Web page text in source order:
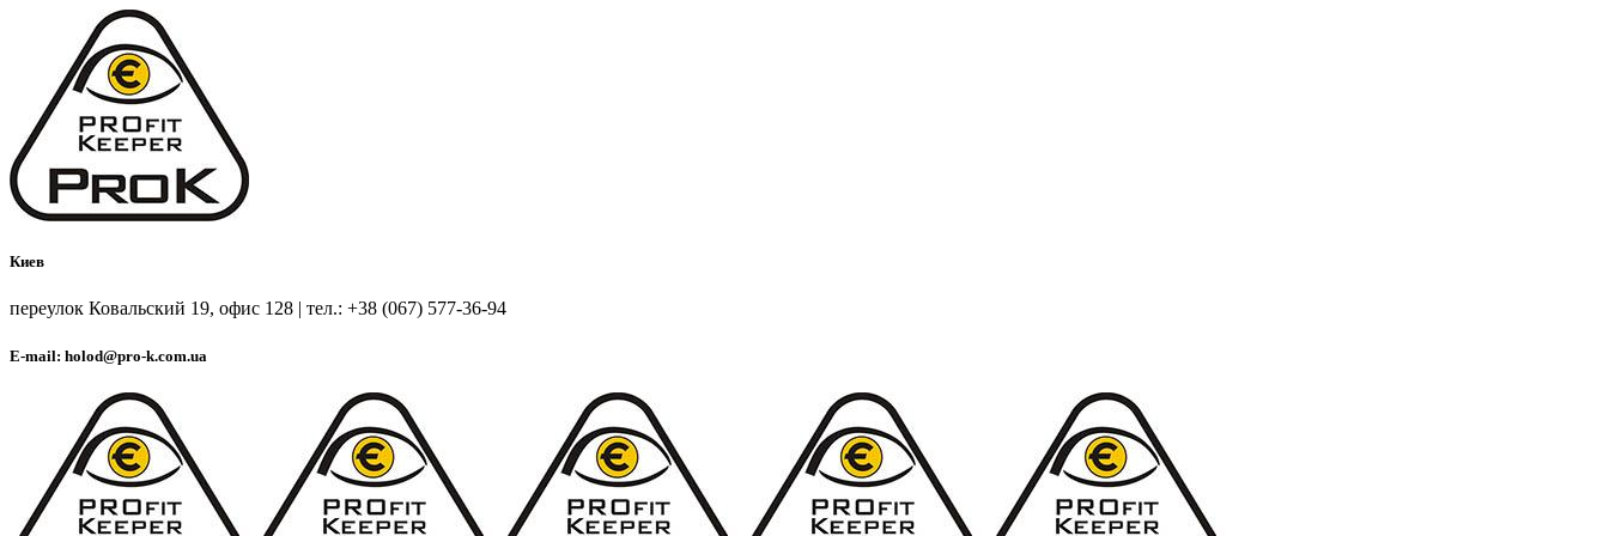
Киев
переулок Ковальский 19, офис 128 | тел.: +38 (067) 577-36-94
E-mail: holod@pro-k.com.ua